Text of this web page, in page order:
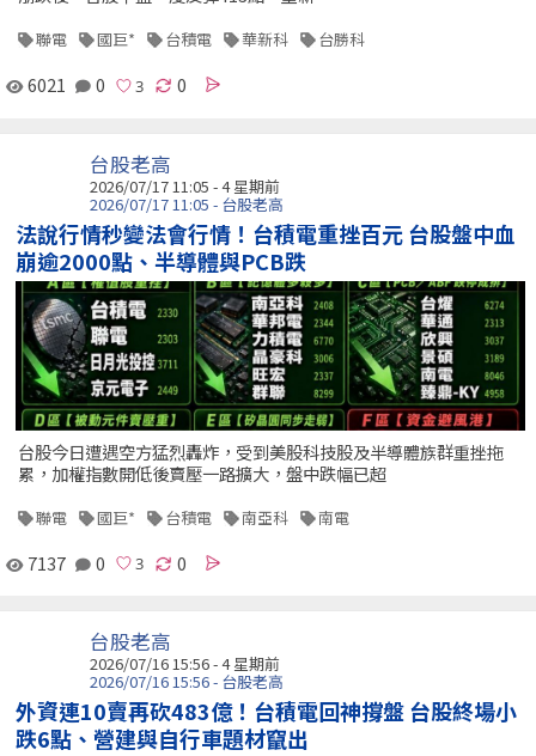
聯電 國巨* 台積電 華新科 台勝科
6021 0 0
台股老高
2026/07/17 11:05 - 4 星期前
2026/07/17 11:05 - 台股老高
法說行情秒變法會行情！台積電重挫百元 台股盤中血
崩逾2000點、半導體與PCB跌
台股今日遭遇空方猛烈轟炸，受到美股科技股及半導體族群重挫拖
累，加權指數開低後賣壓一路擴大，盤中跌幅已超
聯電 國巨* 台積電 南亞科 南電
7137 0 0
台股老高
2026/07/16 15:56 - 4 星期前
2026/07/16 15:56 - 台股老高
外資連10賣再砍483億！台積電回神撐盤 台股終場小
跌6點、營建與自行車題材竄出